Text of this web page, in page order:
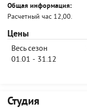
Общая информация:
Расчетный час 12,00.
Цены
Весь сезон
01.01 - 31.12
Студия